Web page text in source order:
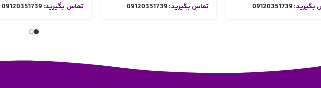
بگیرید:09120351739
تماس بگیرید:09120351739 تماس بگیرید:09120351739